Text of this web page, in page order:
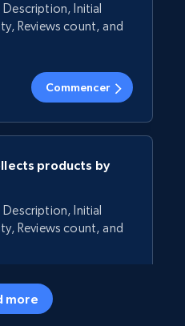
Description, Initial
Reviews count, and
Commencer
products by
Description, Initial
Reviews count, and
Commencer
more